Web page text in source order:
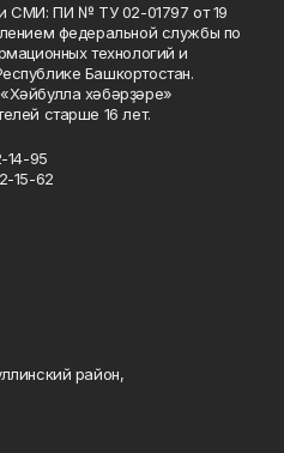
СМИ: ПИ № ТУ 02-01797 от 19
федеральной службы по
технологий и
Башкортостан.
хәбәрҙәре»
старше 16 лет.
14-95
15-62
район,